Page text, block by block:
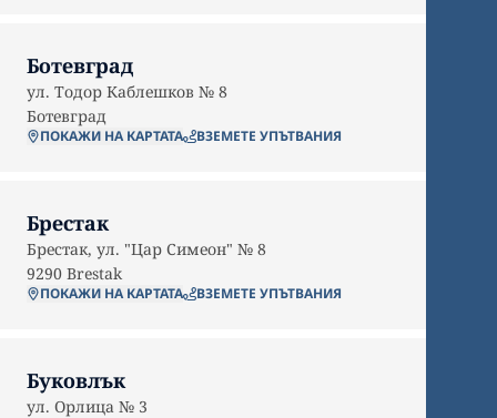
Ботевград
ул. Тодор Каблешков № 8
Ботевград
ПОКАЖИ НА КАРТАТА ВЗЕМЕТЕ УПЪТВАНИЯ
Брестак
Брестак, ул. "Цар Симеон" № 8
9290 Brestak
ПОКАЖИ НА КАРТАТА ВЗЕМЕТЕ УПЪТВАНИЯ
Буковлък
ул. Орлица № 3